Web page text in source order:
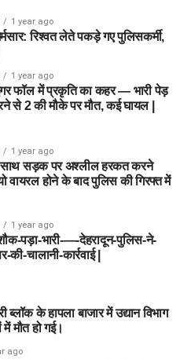
1 year ago
रिश्वत लेते पकड़े गए पुलिसकर्मी,
1 year ago
फॉल में प्रकृति का कहर — भारी पेड़
से 2 की मौके पर मौत, कई घायल |
1 year ago
साथ सड़क पर अश्लील हरकत करने
वायरल होने के बाद पुलिस की गिरफ्त में
1 year ago
पड़ा-भारी-—-देहरादून-पुलिस-ने-
चालानी-कार्रवाई |
के हापला बाजार में उद्यान विभाग
में मौत हो गई।
ago